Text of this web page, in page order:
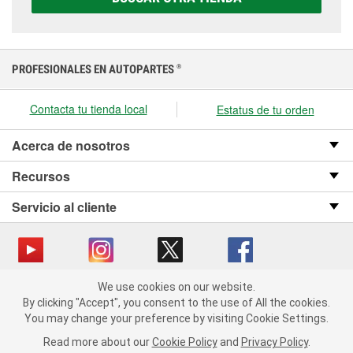
We use cookies on our website. By clicking "Accept", you consent
to the use of All the cookies.
You may change your preference by visiting Cookie Settings.
Read more about our Cookie Policy and Privacy Policy.
PROFESIONALES EN AUTOPARTES ®
Contacta tu tienda local Estatus de tu orden
Acerca de nosotros
Recursos
Servicio al cliente
Copyright © 2008-2026 O’Reilly Auto Parts v OST_3.2.0.0.729 (3) cv1361
catalog_main
Política de privacidad
Ley de transparencia en las cadenas de suministro
de California
We use cookies on our website.
By clicking "Accept", you consent to the use of All the cookies.
You may change your preference by visiting Cookie Settings.
Read more about our Cookie Policy and Privacy Policy.